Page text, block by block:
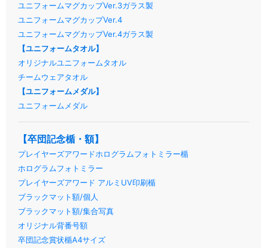
ユニフォームマグカップVer.3ガラス製
ユニフォームマグカップVer.4
ユニフォームマグカップVer.4ガラス製
【ユニフォームタオル】
オリジナルユニフォームタオル
チームウェアタオル
【ユニフォームメダル】
ユニフォームメダル
【卒団記念楯・額】
プレイヤーズアワードホログラムフォトミラー楯
ホログラムフォトミラー
プレイヤーズアワード アルミUV印刷楯
ブラックマット額/個人
ブラックマット額/集合写真
オリジナル背番号額
卒団記念賞状楯A4サイズ